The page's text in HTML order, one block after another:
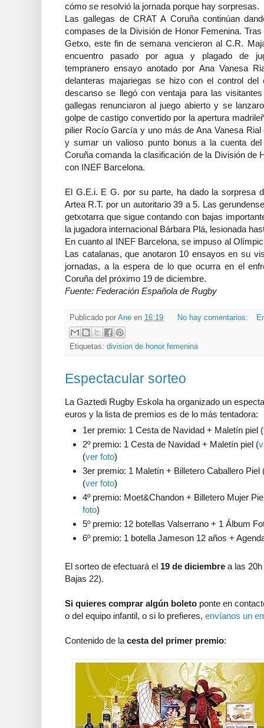
cómo se resolvió la jornada porque hay sorpresas.
Las gallegas de CRAT A Coruña continúan
compases de la División de Honor Femenina.
Getxo, este fin de semana vencieron al C.R.
encuentro pasado por agua y plagado de
tempranero ensayo anotado por Ana Vanesa
delanteras majariegas se hizo con el control
descanso se llegó con ventaja para las
gallegas renunciaron al juego abierto y se
golpe de castigo convertido por la apertura
pilier Rocío García y uno más de Ana Vanesa
y sumar un valioso punto bonus a la cuenta
Coruña comanda la clasificación de la División de
con INEF Barcelona.
El G.E.i. E G. por su parte, ha dado la sorpresa
Artea R.T. por un autoritario 39 a 5. Las
getxotarra que sigue contando con bajas
la jugadora internacional Bárbara Plá, lesionada
En cuanto al INEF Barcelona, se impuso al
Las catalanas, que anotaron 10 ensayos en su
jornadas, a la espera de lo que ocurra en el
Coruña del próximo 19 de diciembre.
Fuente: Federación Española de Rugby
Publicado por Ane en 16:19 No hay comentarios:
Etiquetas: division de honor femenina
Espectacular sorteo
La Gaztedi Rugby Eskola ha organizado un
euros y la lista de premios es de lo más tentadora:
1er premio: 1 Cesta de Navidad + Maletín piel (
2º premio: 1 Cesta de Navidad + Maletín piel (
(ver foto)
3er premio: 1 Maletín + Billetero Caballero Piel
(ver foto)
4º premio: Moet&Chandon + Billetero Mujer
foto)
5º premio: 12 botellas Valserrano + 1 Álbum
6º premio: 1 botella Jameson 12 años +
El sorteo de efectuará el 19 de diciembre a las
Bajas 22).
Si quieres comprar algún boleto ponte en
o del equipo infantil, o si lo prefieres, envíanos un
Contenido de la cesta del primer premio: